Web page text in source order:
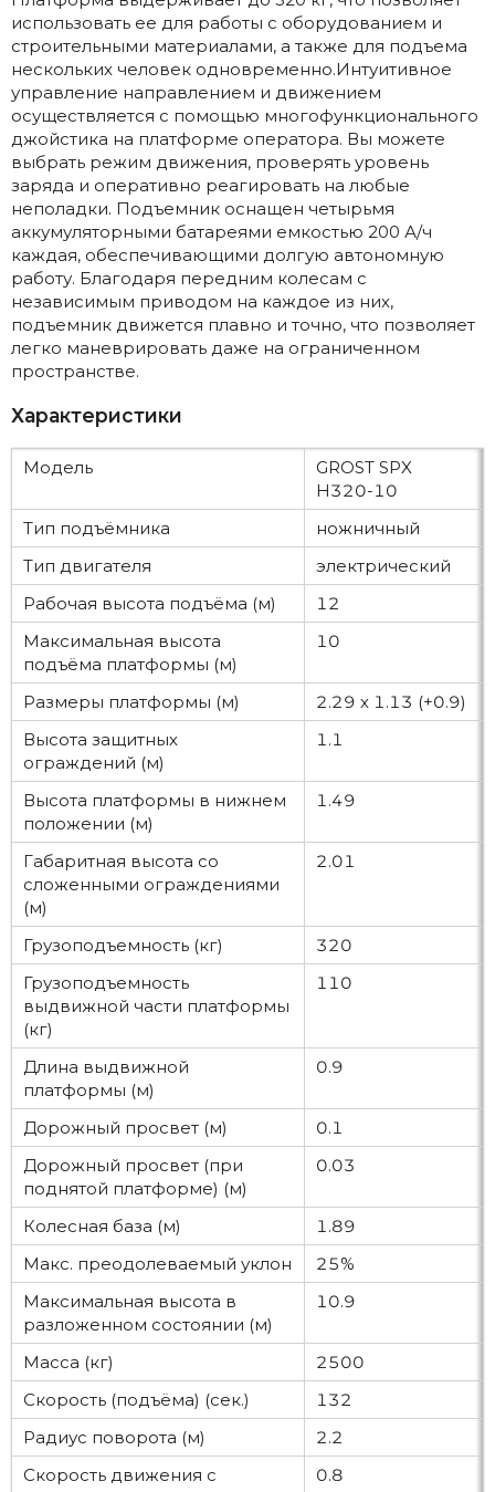
использовать ее для работы с оборудованием и
строительными материалами, а также для подъема
нескольких человек одновременно.Интуитивное
управление направлением и движением
осуществляется с помощью многофункционального
джойстика на платформе оператора. Вы можете
выбрать режим движения, проверять уровень
заряда и оперативно реагировать на любые
неполадки. Подъемник оснащен четырьмя
аккумуляторными батареями емкостью 200 А/ч
каждая, обеспечивающими долгую автономную
работу. Благодаря передним колесам с
независимым приводом на каждое из них,
подъемник движется плавно и точно, что позволяет
легко маневрировать даже на ограниченном
пространстве.
Характеристики
Модель
GROST SPX
H320-10
Тип подъёмника
ножничный
Тип двигателя
электрический
Рабочая высота подъёма (м)
12
Максимальная высота
подъёма платформы (м)
10
Размеры платформы (м)
2.29 х 1.13 (+0.9)
Высота защитных
ограждений (м)
1.1
Высота платформы в нижнем
положении (м)
1.49
Габаритная высота со
сложенными ограждениями
(м)
2.01
Грузоподъемность (кг)
320
Грузоподъемность
выдвижной части платформы
(кг)
110
Длина выдвижной
платформы (м)
0.9
Дорожный просвет (м)
0.1
Дорожный просвет (при
поднятой платформе) (м)
0.03
Колесная база (м)
1.89
Макс. преодолеваемый уклон
25%
Максимальная высота в
разложенном состоянии (м)
10.9
Масса (кг)
2500
Скорость (подъёма) (сек.)
132
Радиус поворота (м)
2.2
Скорость движения с
0.8